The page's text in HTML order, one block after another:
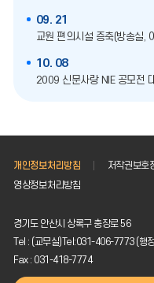
09. 21
교원 편의시설 증축(방송실,
10. 08
2009 신문사랑 NIE 공모전
개인정보처리방침 저작권보호
영상정보처리방침
경기도 안산시 상록구 충장로 56
Tel : (교무실)Tel:031-406-7773 (
Fax : 031-418-7774